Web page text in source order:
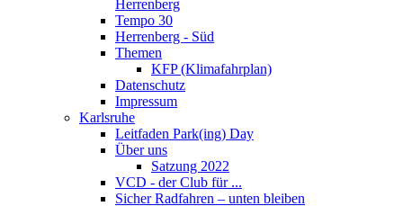
Herrenberg
Tempo 30
Herrenberg - Süd
Themen
KFP (Klimafahrplan)
Datenschutz
Impressum
Karlsruhe
Leitfaden Park(ing) Day
Über uns
Satzung 2022
VCD - der Club für ...
Sicher Radfahren – unten bleiben